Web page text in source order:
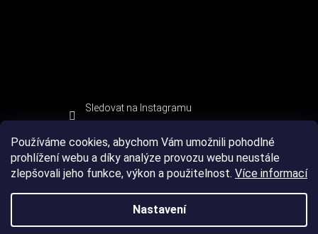
Používáme cookies, abychom Vám umožnili pohodlné
prohlížení webu a díky analýze provozu webu neustále
zlepšovali jeho funkce, výkon a použitelnost. Více informací
Nastavení
Sledovat na Instagramu